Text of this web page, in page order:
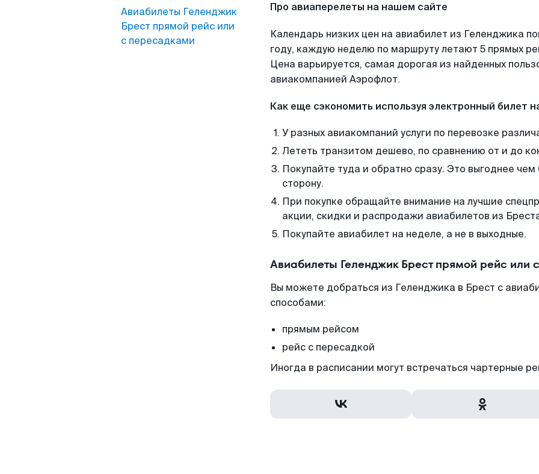
Авиабилеты Геленджик
Брест прямой рейс или
с пересадками
Про авиаперелеты на нашем сайте
Календарь низких цен на авиабилет из Геленджика
году, каждую неделю по маршруту летают 5 прямых
Цена варьируется, самая дорогая из найденных
авиакомпанией Аэрофлот.
Как еще сэкономить используя электронный билет
У разных авиакомпаний услуги по перевозке
Лететь транзитом дешево, по сравнению от и до
Покупайте туда и обратно сразу. Это выгоднее
сторону.
При покупке обращайте внимание на лучшие
акции, скидки и распродажи авиабилетов из
Покупайте авиабилет на неделе, а не в выходные.
Авиабилеты Геленджик Брест прямой рейс или
Вы можете добраться из Геленджика в Брест с
способами:
прямым рейсом
рейс с пересадкой
Иногда в расписании могут встречаться чартерные